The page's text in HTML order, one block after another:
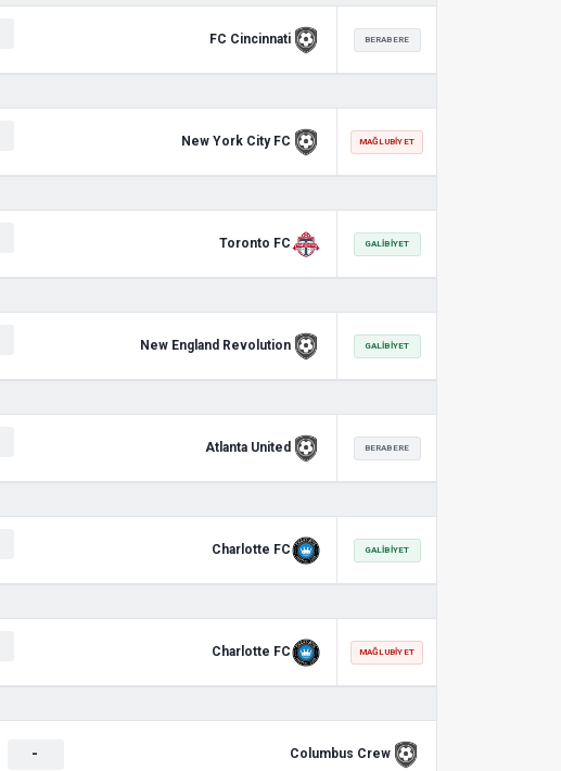
FC Cincinnati BERABERE
New York City FC MAĞLUBIYET
Toronto FC GALIBIYET
New England Revolution GALIBIYET
Atlanta United BERABERE
Charlotte FC GALIBIYET
Charlotte FC MAĞLUBIYET
- Columbus Crew